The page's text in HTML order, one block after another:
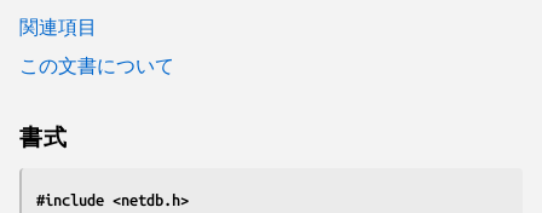
関連項目
この文書について
書式
#include <netdb.h>